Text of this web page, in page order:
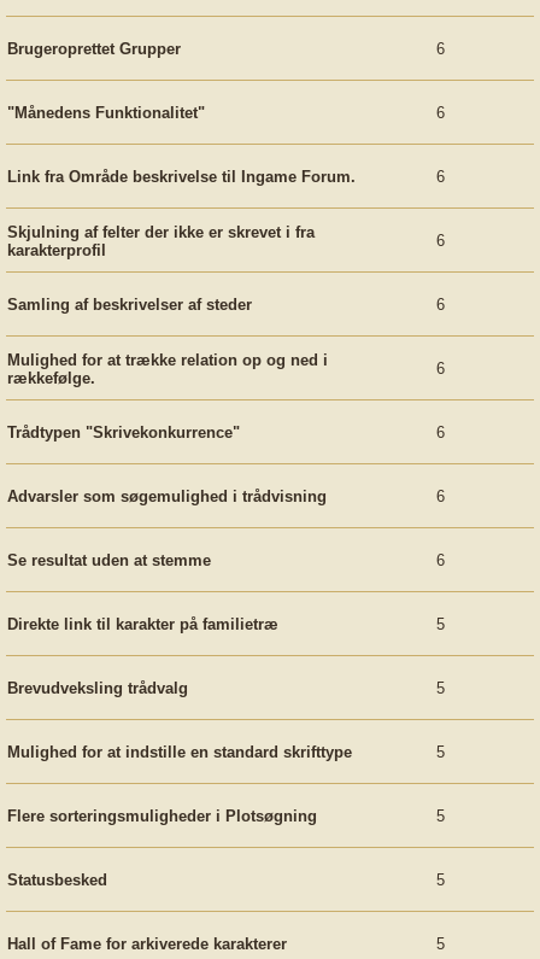
Brugeroprettet Grupper 6
"Månedens Funktionalitet" 6
Link fra Område beskrivelse til Ingame Forum. 6
Skjulning af felter der ikke er skrevet i fra
karakterprofil
6
Samling af beskrivelser af steder 6
Mulighed for at trække relation op og ned i
rækkefølge.
6
Trådtypen "Skrivekonkurrence" 6
Advarsler som søgemulighed i trådvisning 6
Se resultat uden at stemme 6
Direkte link til karakter på familietræ 5
Brevudveksling trådvalg 5
Mulighed for at indstille en standard skrifttype 5
Flere sorteringsmuligheder i Plotsøgning 5
Statusbesked 5
Hall of Fame for arkiverede karakterer 5